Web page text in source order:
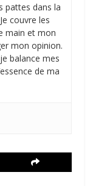
pattes dans la
couvre les
main et mon
mon opinion.
balance mes
de ma